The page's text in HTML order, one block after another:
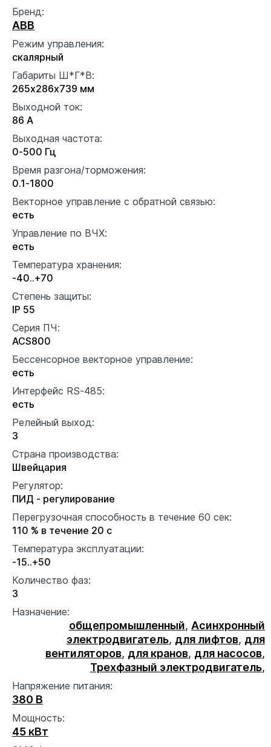
Бренд:
ABB
Режим управления:
скалярный
Габариты Ш*Г*В:
265x286x739 мм
Выходной ток:
86 А
Выходная частота:
0-500 Гц
Время разгона/торможения:
0.1-1800
Векторное управление с обратной связью:
есть
Управление по ВЧХ:
есть
Температура хранения:
-40..+70
Степень защиты:
IP 55
Серия ПЧ:
ACS800
Бессенсорное векторное управление:
есть
Интерфейс RS-485:
есть
Релейный выход:
3
Страна производства:
Швейцария
Регулятор:
ПИД - регулирование
Перегрузочная способность в течение 60 сек:
110 % в течение 20 с
Температура эксплуатации:
-15..+50
Количество фаз:
3
Назначение:
общепромышленный, Асинхронный
электродвигатель, для лифтов, для
вентиляторов, для кранов, для насосов,
Трехфазный электродвигатель,
Напряжение питания:
380 В
Мощность:
45 кВт